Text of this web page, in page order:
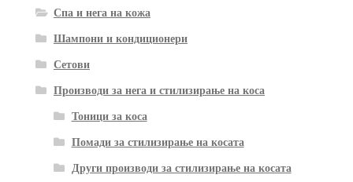
Спа и нега на кожа
Шампони и кондиционери
Сетови
Производи за нега и стилизирање на коса
Тоници за коса
Помади за стилизирање на косата
Други производи за стилизирање на косата